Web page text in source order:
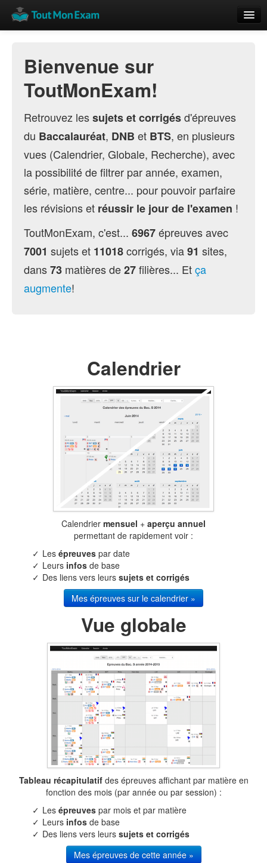
Vue globale
Nouveautés
Rajouter
Résultats
ECE du Bac
Bienvenue sur
ToutMonExam!
Retrouvez lessujets et corrigésd'épreuves
du Baccalauréat, DNB et BTS, en plusieurs
vues (Calendrier, Globale, Recherche), avec
la possibilité de filtrer par année, examen,
série, matière, centre... pour pouvoir parfaire
les révisions et réussir le jour de l'examen !
ToutMonExam, c'est... 6967épreuves avec
7001 sujets et 11018corrigés, via91 sites,
dans73 matières de27filières... Etça
augmente!
Calendrier
Calendrier mensuel + aperçu annuel
permettant de rapidement voir :
Lesépreuves par date
Leurs infos de base
Des liens vers leurssujets et corrigés
Mes épreuves sur le calendrier »
Vue globale
Tableau récapitulatifdes épreuves affichant par matière en
fonction des mois (par année ou par session) :
Lesépreuves par mois et par matière
Leurs infos de base
Des liens vers leurssujets et corrigés
Mes épreuves de cette année »